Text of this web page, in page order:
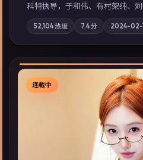
科特执导，于和伟、有村架纯、
事主轴，城市霓虹背后，有人用
地域气质；站内亦可通过「国产
展检索同类型高分佳作，畅享高
52,104热度 7.4分 2024-02-
连载中